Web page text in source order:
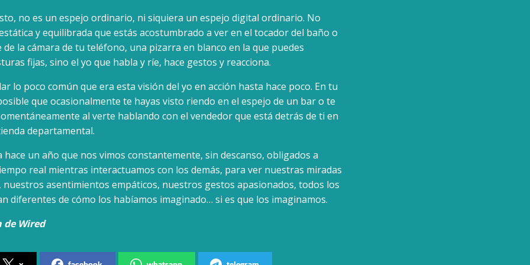
no es un espejo ordinario, ni siquiera un espejo digital ordinario. No
y equilibrada que estás acostumbrado a ver en el tocador del baño o
de la cámara de tu teléfono, una pizarra en blanco en la que puedes
fijas, sino el yo que habla y ríe, hace gestos y reacciona.
lo poco común que era esta visión del yo en acción hasta hace poco. En tu
que ocasionalmente te hayas visto riendo en el espejo de un bar o te
al verte hablando con el vendedor que está detrás de ti en
departamental.
un año que nos vimos constantemente, sin descanso, obligados a
real mientras interactuamos con los demás, para ver nuestras miradas
nuestros asentimientos empáticos, nuestros gestos apasionados, todos los
diferentes de cómo los habíamos imaginado… si es que los imaginamos.
Wired